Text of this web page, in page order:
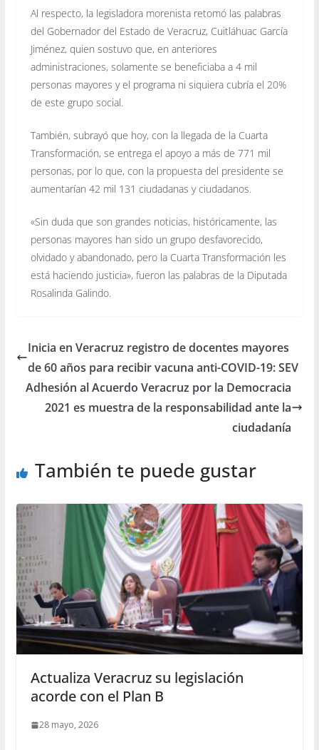
Al respecto, la legisladora morenista retomó las palabras
del Gobernador del Estado de Veracruz, Cuitláhuac García
Jiménez, quien sostuvo que, en anteriores
administraciones, solamente se beneficiaba a 4 mil
personas mayores y el programa ni siquiera cubría el 20%
de este grupo social.
También, subrayó que hoy, con la llegada de la Cuarta
Transformación, se entrega el apoyo a más de 771 mil
personas, por lo que, con la propuesta del presidente se
aumentarían 42 mil 131 ciudadanas y ciudadanos.
«Sin duda que son grandes noticias, históricamente, las
personas mayores han sido un grupo desfavorecido,
olvidado y abandonado, pero la Cuarta Transformación les
está haciendo justicia», fueron las palabras de la Diputada
Rosalinda Galindo.
Inicia en Veracruz registro de docentes mayores
de 60 años para recibir vacuna anti-COVID-19: SEV
Adhesión al Acuerdo Veracruz por la Democracia
2021 es muestra de la responsabilidad ante la
ciudadanía
También te puede gustar
Actualiza Veracruz su legislación
acorde con el Plan B
28 mayo, 2026